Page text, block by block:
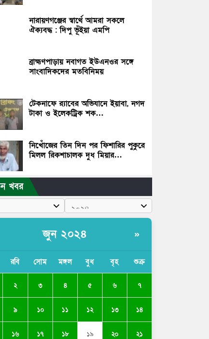
নারায়ণগঞ্জের স্বার্থে আমরা সকলে
ঐক্যবদ্ধ : দিপু ভূঁইয়া এমপি
ব্রাহ্মণপাড়ায় নবাগত ইউএনওর সঙ্গে
সাংবাদিকদের মতবিনিময়
টেকনাফে র‌্যাবের অভিযানে ইয়াবা, নগদ
টাকা ও ইলেকট্রিক শক…
নিখোঁজের তিন দিন পর ফিশারির পুকুরে
মিলল রিকশাচালক দুধ মিয়ার…
খবর
জুন ২০২৪ »
রবি সোম মঙ্গল বুধ বৃহ শুক্র
২ ৩ ৪ ৫ ৬ ৭
৯ ১০ ১১ ১২ ১৩ ১৪
১৬ ১৭ ১৮ ১৯ ২০ ২১